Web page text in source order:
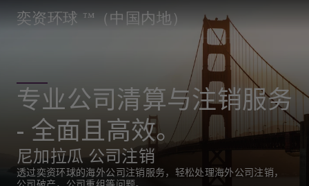
奕资环球 ™（中国内地）
专业公司清算与注销服务
- 全面且高效。
尼加拉瓜 公司注销
透过奕资环球的海外公司注销服务，轻松处理海外公司注销，